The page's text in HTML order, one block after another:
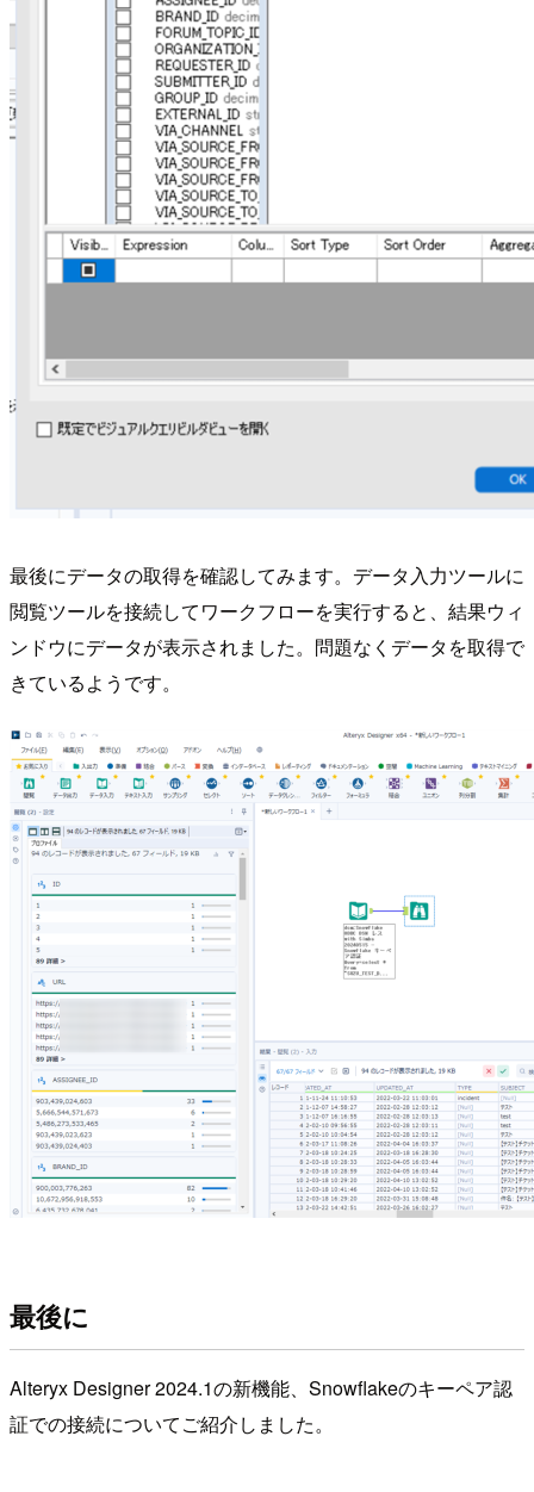
最後にデータの取得を確認してみます。データ入力ツールに
閲覧ツールを接続してワークフローを実行すると、結果ウィ
ンドウにデータが表示されました。問題なくデータを取得で
きているようです。
最後に
Alteryx Designer 2024.1の新機能、Snowflakeのキーペア認
証での接続についてご紹介しました。